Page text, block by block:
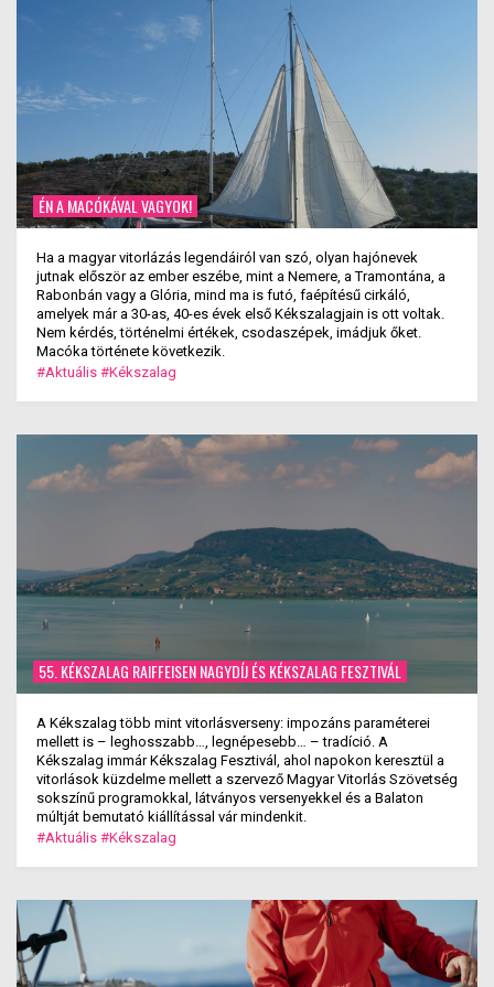
ÉN A MACÓKÁVAL VAGYOK!
Ha a magyar vitorlázás legendáiról van szó, olyan hajónevek
jutnak először az ember eszébe, mint a Nemere, a Tramontána, a
Rabonbán vagy a Glória, mind ma is futó, faépítésű cirkáló,
amelyek már a 30-as, 40-es évek első Kékszalagjain is ott voltak.
Nem kérdés, történelmi értékek, csodaszépek, imádjuk őket.
Macóka története következik.
#Aktuális #Kékszalag
55. KÉKSZALAG RAIFFEISEN NAGYDÍJ ÉS KÉKSZALAG FESZTIVÁL
A Kékszalag több mint vitorlásverseny: impozáns paraméterei
mellett is – leghosszabb…, legnépesebb… – tradíció. A
Kékszalag immár Kékszalag Fesztivál, ahol napokon keresztül a
vitorlások küzdelme mellett a szervező Magyar Vitorlás Szövetség
sokszínű programokkal, látványos versenyekkel és a Balaton
múltját bemutató kiállítással vár mindenkit.
#Aktuális #Kékszalag